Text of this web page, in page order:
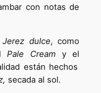
con notas de
Jerez dulce, como
Pale Cream y el
están hechos
secada al sol.